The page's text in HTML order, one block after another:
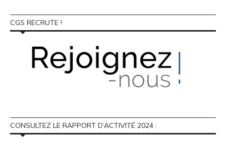
CGS RECRUTE !
CONSULTEZ LE RAPPORT D’ACTIVITÉ 2024 :